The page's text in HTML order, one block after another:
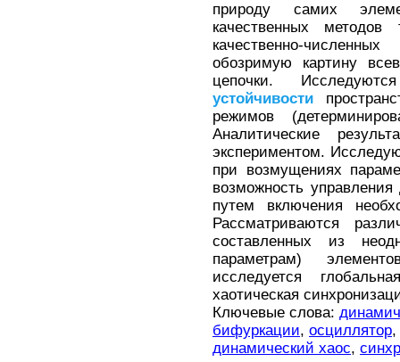
природу самих
качественных
качественно-
обозримую картину
цепочки.
устойчивости
режимов
Аналитические
экспериментом.
при возмущениях
возможность
путем включения
Рассматриваются
составленных из
параметрам)
исследуется
хаотическая
Ключевые слова:
бифуркации, осциллятор,
динамический хаос,